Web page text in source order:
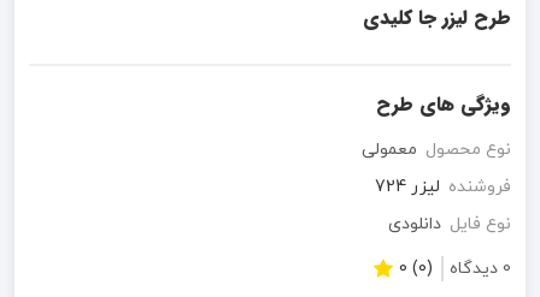
طرح لیزر جا کلیدی
ویژگی های طرح
نوع محصول معمولی
فروشنده لیزر 724
نوع فایل دانلودی
0 دیدگاه
(0) 0